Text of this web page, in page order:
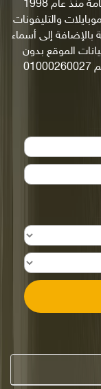
والتسويق والمبيعات والتصدير والعلاقات العامة منذ عام 1998
والتليفونات
بالإضافة إلى أسماء
الموقع بدون